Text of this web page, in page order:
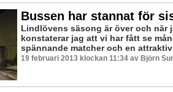
Bussen har stannat för
Lindlövens säsong är över och när
konstaterar jag att vi har fått se
spännande matcher och en
19 februari 2013 klockan 11:34 av Björn